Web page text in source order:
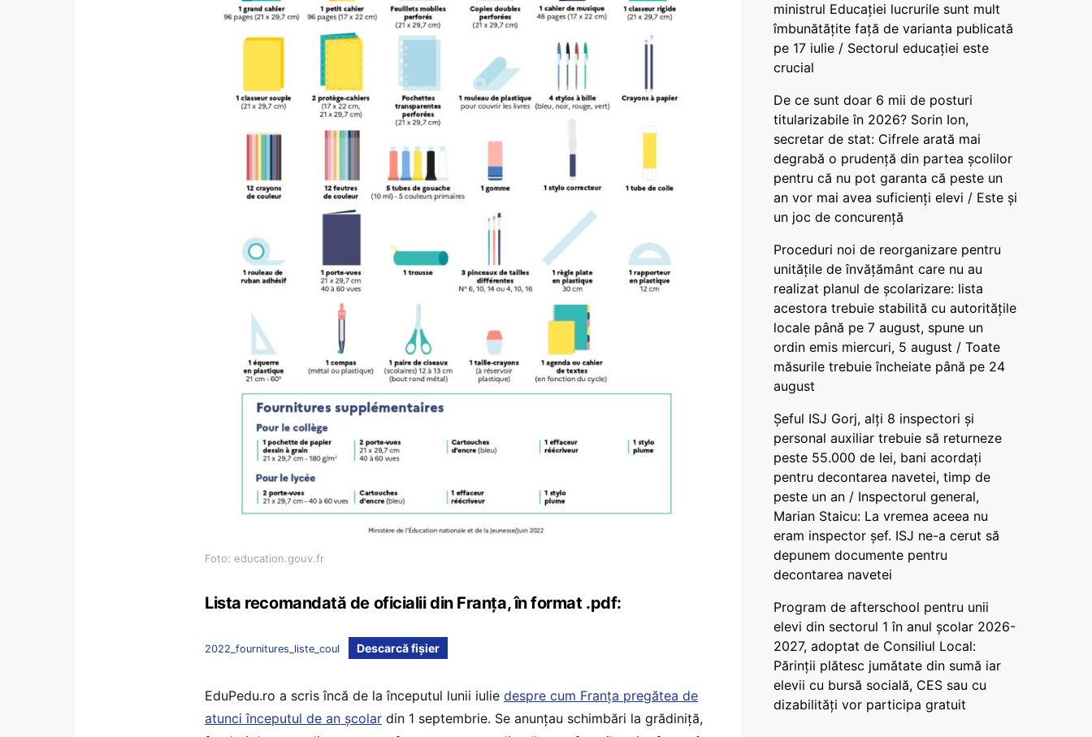
Foto: education.gouv.fr
Lista recomandată de oficialii din Franța, în format .pdf:
2022_fournitures_liste_coul Descarcă fișier
EduPedu.ro a scris încă de la începutul lunii iulie despre cum Franța pregătea de
atunci începutul de an școlar din 1 septembrie. Se anunțau schimbări la grădiniță,
ministrul Educației lucrurile sunt mult
îmbunătățite față de varianta publicată
pe 17 iulie / Sectorul educației este
crucial
De ce sunt doar 6 mii de posturi
titularizabile în 2026? Sorin Ion,
secretar de stat: Cifrele arată mai
degrabă o prudență din partea școlilor
pentru că nu pot garanta că peste un
an vor mai avea suficienți elevi / Este și
un joc de concurență
Proceduri noi de reorganizare pentru
unitățile de învățământ care nu au
realizat planul de școlarizare: lista
acestora trebuie stabilită cu autoritățile
locale până pe 7 august, spune un
ordin emis miercuri, 5 august / Toate
măsurile trebuie încheiate până pe 24
august
Șeful ISJ Gorj, alți 8 inspectori și
personal auxiliar trebuie să returneze
peste 55.000 de lei, bani acordați
pentru decontarea navetei, timp de
peste un an / Inspectorul general,
Marian Staicu: La vremea aceea nu
eram inspector șef. ISJ ne-a cerut să
depunem documente pentru
decontarea navetei
Program de afterschool pentru unii
elevi din sectorul 1 în anul școlar 2026-
2027, adoptat de Consiliul Local:
Părinții plătesc jumătate din sumă iar
elevii cu bursă socială, CES sau cu
dizabilităţi vor participa gratuit